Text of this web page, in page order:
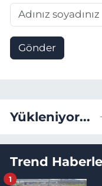
Gönder
Yükleniyor...
Trend
1